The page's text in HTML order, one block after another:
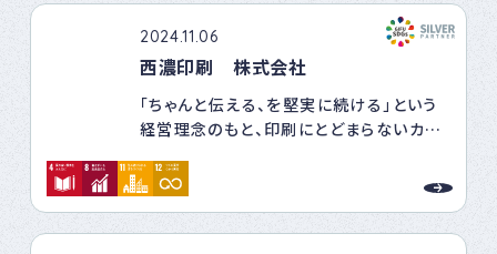
2024.11.06
西濃印刷 株式会社
「ちゃんと伝える、を堅実に続ける」という
経営理念のもと、印刷にとどまらないカタ
展に貢献していきます。